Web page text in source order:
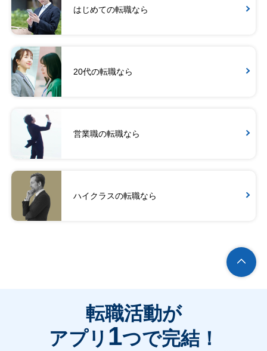
はじめての転職なら
20代の転職なら
営業職の転職なら
ハイクラスの転職なら
転職活動が
アプリ 1つで完結！